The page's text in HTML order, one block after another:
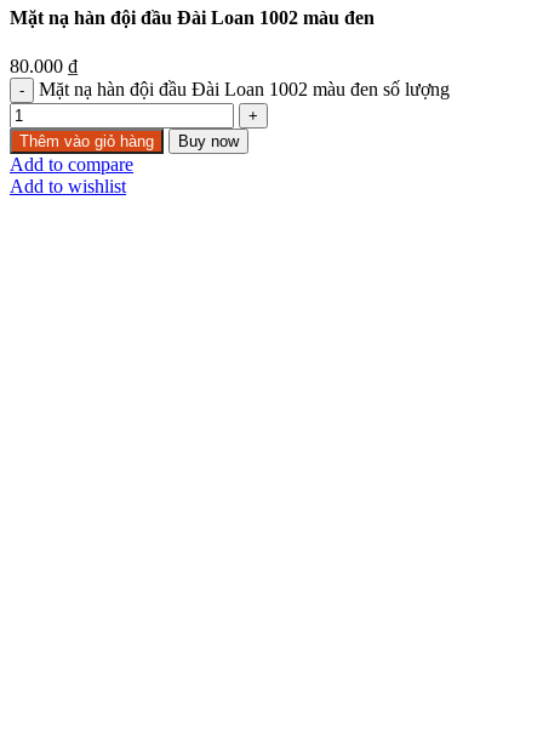
Mặt nạ hàn đội đầu Đài Loan 1002 màu đen
80.000 ₫
Mặt nạ hàn đội đầu Đài Loan 1002 màu đen số lượng
Thêm vào giỏ hàng Buy now
Add to compare
Add to wishlist